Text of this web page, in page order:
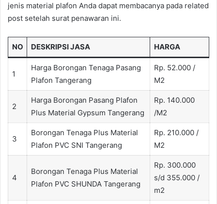
jenis material plafon Anda dapat membacanya pada related
post setelah surat penawaran ini.
NO DESKRIPSI JASA HARGA
1
Harga Borongan Tenaga Pasang
Plafon Tangerang
Rp. 52.000 /
M2
2
Harga Borongan Pasang Plafon
Plus Material Gypsum Tangerang
Rp. 140.000
/M2
3
Borongan Tenaga Plus Material
Plafon PVC SNI Tangerang
Rp. 210.000 /
M2
4
Borongan Tenaga Plus Material
Plafon PVC SHUNDA Tangerang
Rp. 300.000
s/d 355.000 /
m2